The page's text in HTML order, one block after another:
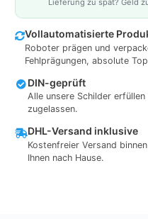
Lieferung zu spät? Geld
Vollautomatisierte
Roboter prägen und
Fehlprägungen, absolute
DIN-geprüft
Alle unsere Schilder
zugelassen.
DHL-Versand inklusive
Kostenfreier Versand
Ihnen nach Hause.